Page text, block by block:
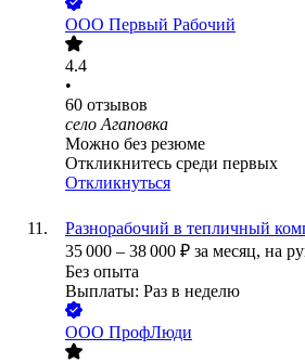
ООО Первый Рабочий
4.4
•
60 отзывов
село Агаповка
Можно без резюме
Откликнитесь среди первых
Откликнуться
Разнорабочий в тепличный
35 000 – 38 000 ₽ за месяц, на
Без опыта
Выплаты: Раз в неделю
ООО ПрофЛюди